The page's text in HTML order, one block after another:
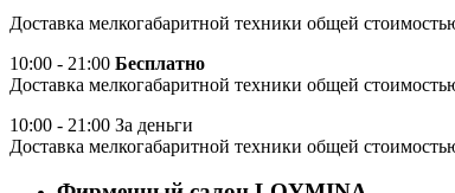
Доставка мелкогабаритной техники общей
10:00 - 21:00 Бесплатно
Доставка мелкогабаритной техники общей
10:00 - 21:00 За деньги
Доставка мелкогабаритной техники общей